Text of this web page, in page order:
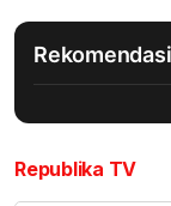
Rekomendasi
Republika TV